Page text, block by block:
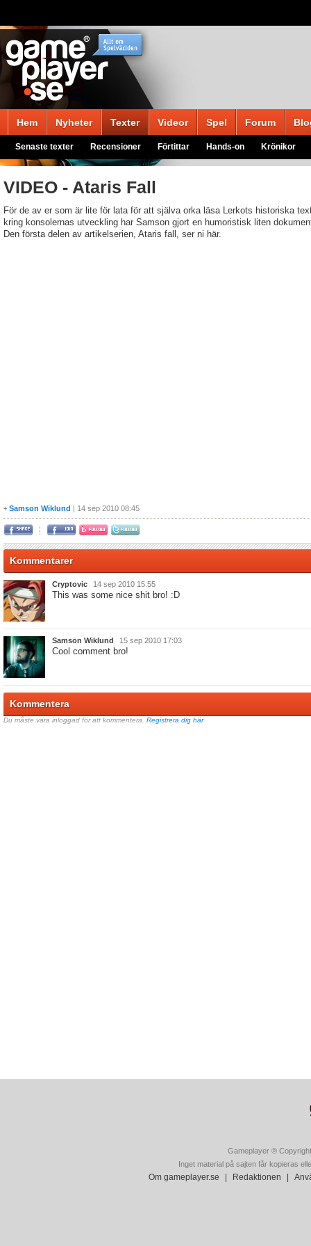
Hem Nyheter Texter Videor Spel Forum
Senaste texter Recensioner Förtittar Hands-on Krönikor
VIDEO - Ataris Fall
För de av er som är lite för lata för att själva orka läsa Lerkots historiska
kring konsolernas utveckling har Samson gjort en humoristisk liten
Den första delen av artikelserien, Ataris fall, ser ni här.
+ Samson Wiklund | 14 sep 2010 08:45
Kommentarer
Cryptovic 14 sep 2010 15:55
This was some nice shit bro! :D
Samson Wiklund 15 sep 2010 17:03
Cool comment bro!
Kommentera
Du måste vara inloggad för att kommentera. Registrera dig här
Gameplayer ®
Inget material på sajten får kopieras
Om gameplayer.se Redaktionen